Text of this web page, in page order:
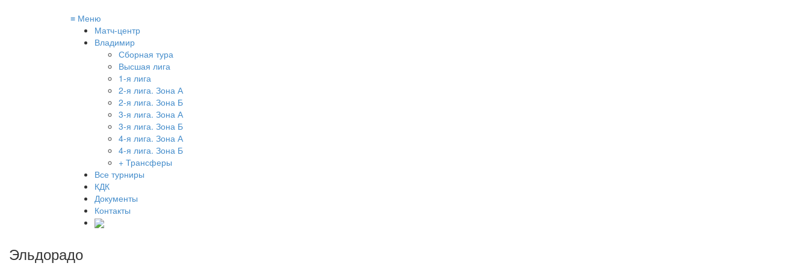
≡ Меню
Матч-центр
Владимир
Сборная тура
Высшая лига
1-я лига
2-я лига. Зона А
2-я лига. Зона Б
3-я лига. Зона А
3-я лига. Зона Б
4-я лига. Зона А
4-я лига. Зона Б
+ Трансферы
Все турниры
КДК
Документы
Контакты
Эльдорадо